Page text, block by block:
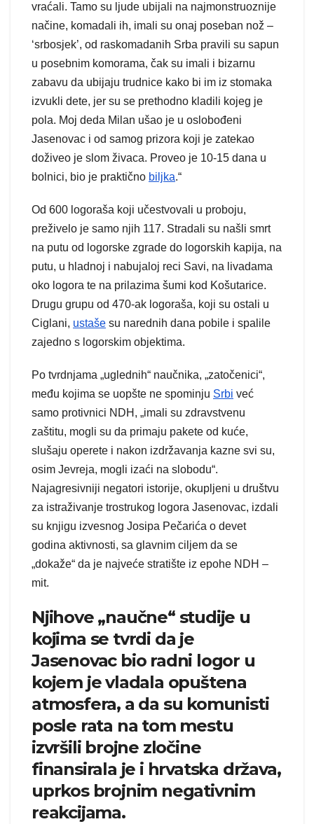
vraćali. Tamo su ljude ubijali na najmonstruoznije
načine, komadali ih, imali su onaj poseban nož –
‘srbosjek’, od raskomadanih Srba pravili su sapun
u posebnim komorama, čak su imali i bizarnu
zabavu da ubijaju trudnice kako bi im iz stomaka
izvukli dete, jer su se prethodno kladili kojeg je
pola. Moj deda Milan ušao je u oslobođeni
Jasenovac i od samog prizora koji je zatekao
doživeo je slom živaca. Proveo je 10-15 dana u
bolnici, bio je praktično biljka.“
Od 600 logoraša koji učestvovali u proboju,
preživelo je samo njih 117. Stradali su našli smrt
na putu od logorske zgrade do logorskih kapija, na
putu, u hladnoj i nabujaloj reci Savi, na livadama
oko logora te na prilazima šumi kod Košutarice.
Drugu grupu od 470-ak logoraša, koji su ostali u
Ciglani, ustaše su narednih dana pobile i spalile
zajedno s logorskim objektima.
Po tvrdnjama „uglednih“ naučnika, „zatočenici“,
među kojima se uopšte ne spominju Srbi već
samo protivnici NDH, „imali su zdravstvenu
zaštitu, mogli su da primaju pakete od kuće,
slušaju operete i nakon izdržavanja kazne svi su,
osim Jevreja, mogli izaći na slobodu“.
Najagresivniji negatori istorije, okupljeni u društvu
za istraživanje trostrukog logora Jasenovac, izdali
su knjigu izvesnog Josipa Pečarića o devet
godina aktivnosti, sa glavnim ciljem da se
„dokaže“ da je najveće stratište iz epohe NDH –
mit.
Njihove „naučne“ studije u
kojima se tvrdi da je
Jasenovac bio radni logor u
kojem je vladala opuštena
atmosfera, a da su komunisti
posle rata na tom mestu
izvršili brojne zločine
finansirala je i hrvatska država,
uprkos brojnim negativnim
reakcijama.